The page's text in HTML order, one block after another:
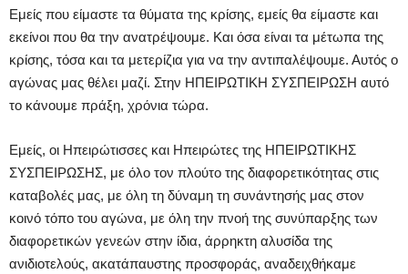
Εμείς που είμαστε τα θύματα της κρίσης, εμείς θα είμαστε και
εκείνοι που θα την ανατρέψουμε. Και όσα είναι τα μέτωπα της
κρίσης, τόσα και τα μετερίζια για να την αντιπαλέψουμε. Αυτός ο
αγώνας μας θέλει μαζί. Στην ΗΠΕΙΡΩΤΙΚΗ ΣΥΣΠΕΙΡΩΣΗ αυτό
το κάνουμε πράξη, χρόνια τώρα.
Εμείς, οι Ηπειρώτισσες και Ηπειρώτες της ΗΠΕΙΡΩΤΙΚΗΣ
ΣΥΣΠΕΙΡΩΣΗΣ, με όλο τον πλούτο της διαφορετικότητας στις
καταβολές μας, με όλη τη δύναμη τη συνάντησής μας στον
κοινό τόπο του αγώνα, με όλη την πνοή της συνύπαρξης των
διαφορετικών γενεών στην ίδια, άρρηκτη αλυσίδα της
ανιδιοτελούς, ακατάπαυστης προσφοράς, αναδειχθήκαμε